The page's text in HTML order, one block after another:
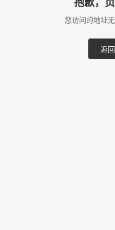
抱歉，
您访问的地址
返